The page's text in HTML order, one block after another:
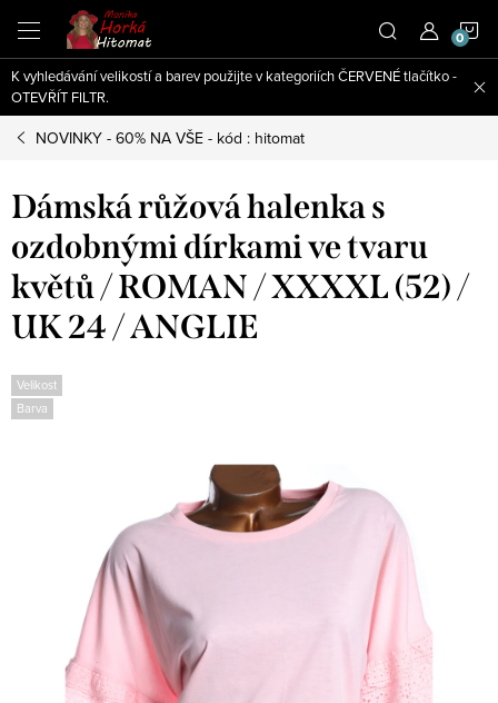
obsah
K vyhledávání velikostí a barev použijte v kategoriích ČERVENÉ tlačítko -
OTEVŘÍT FILTR.
NOVINKY - 60% NA VŠE - kód : hitomat
Dámská růžová halenka s
ozdobnými dírkami ve tvaru
květů / ROMAN / XXXXL (52) /
UK 24 / ANGLIE
Velikost
Barva